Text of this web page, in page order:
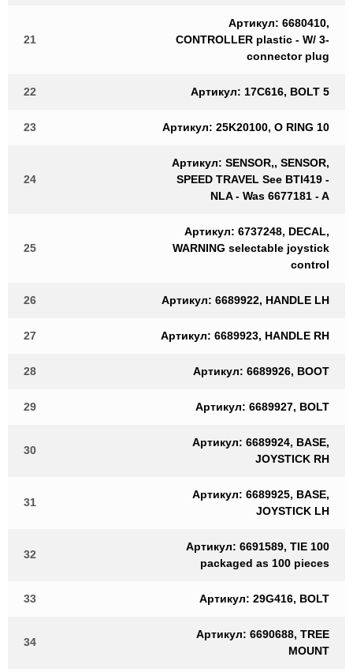
21
Артикул: 6680410,
CONTROLLER plastic - W/ 3-
connector plug
22 Артикул: 17C616, BOLT 5
23 Артикул: 25K20100, O RING 10
24
Артикул: SENSOR,, SENSOR,
SPEED TRAVEL See BTI419 -
NLA - Was 6677181 - A
25
Артикул: 6737248, DECAL,
WARNING selectable joystick
control
26 Артикул: 6689922, HANDLE LH
27 Артикул: 6689923, HANDLE RH
28 Артикул: 6689926, BOOT
29 Артикул: 6689927, BOLT
30
Артикул: 6689924, BASE,
JOYSTICK RH
31
Артикул: 6689925, BASE,
JOYSTICK LH
32
Артикул: 6691589, TIE 100
packaged as 100 pieces
33 Артикул: 29G416, BOLT
34
Артикул: 6690688, TREE
MOUNT